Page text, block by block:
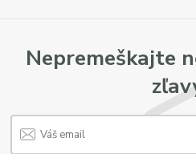
Nepremeškajte